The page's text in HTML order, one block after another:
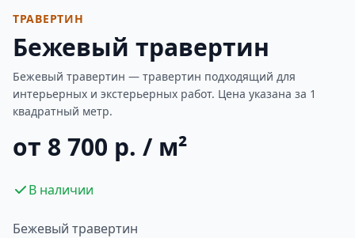
ТРАВЕРТИН
Бежевый травертин
Бежевый травертин — травертин подходящий для
интерьерных и экстерьерных работ. Цена указана за 1
квадратный метр.
от 8 700 р. / м²
В наличии
Бежевый травертин